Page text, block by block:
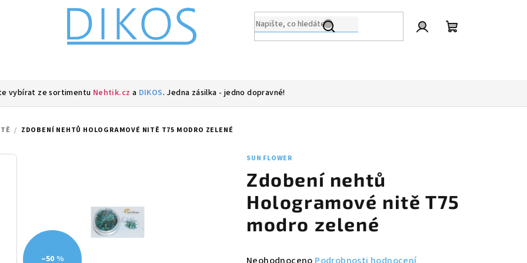
vybírat ze sortimentu Nehtik.cz a DIKOS. Jedna zásilka - jedno dopravné!
/ ZDOBENÍ NEHTŮ HOLOGRAMOVÉ NITĚ T75 MODRO ZELENÉ
SUN FLOWER
Zdobení nehtů
Hologramové nitě T75
modro zelené
Průměrné
–50 %